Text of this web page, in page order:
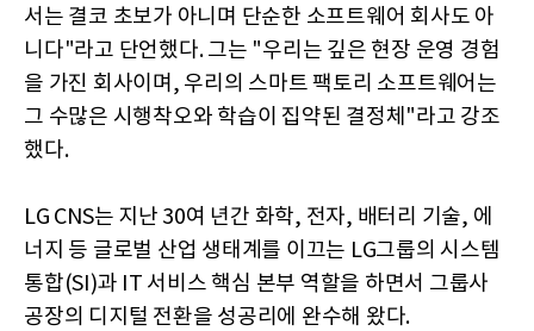
서는 결코 초보가 아니며 단순한 소프트웨어 회사도 아
니다"라고 단언했다. 그는 "우리는 깊은 현장 운영 경험
을 가진 회사이며, 우리의 스마트 팩토리 소프트웨어는
그 수많은 시행착오와 학습이 집약된 결정체"라고 강조
했다.
LG CNS는 지난 30여 년간 화학, 전자, 배터리 기술, 에
너지 등 글로벌 산업 생태계를 이끄는 LG그룹의 시스템
통합(SI)과 IT 서비스 핵심 본부 역할을 하면서 그룹사
공장의 디지털 전환을 성공리에 완수해 왔다.